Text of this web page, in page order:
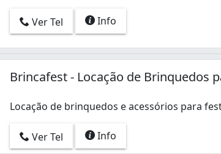
Ver Tel Info
Brincafest - Locação de Brinquedos
Locação de brinquedos e acessórios para
Ver Tel Info